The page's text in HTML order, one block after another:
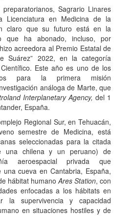
Sagrario Linares
Licenciatura en Medicina de la
claro que su futuro está en la
que ha abonado, incluso, por
acreedora al Premio Estatal de
Suárez” 2022, en la categoría
Este año es uno de los
para la primera misión
análoga de Marte, que
Interplanetary Agency, del 1
España.
Regional Sur, en Tehuacán,
semestre de Medicina, está
seleccionadas para la citada
una chilena y un peruano) de
aeroespacial privada que
cueva en Cantabria, España,
hábitat humanoAres Station, con
enfocadas a los hábitats en
la supervivencia y capacidad
en situaciones hostiles y de